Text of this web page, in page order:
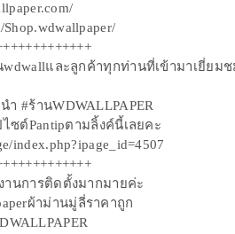
และลูกค้าทุกท่านที่เข้ามาเยี่ยมช
#ร้านWDWALLPAPER
ซต์Pantipตามลิ้งค์นี้เลยคะ
index.php?ipage_id=4507
นการติดตั้งมากมายค่ะ
ผ้าม่านมู่ลี่ราคาถูก